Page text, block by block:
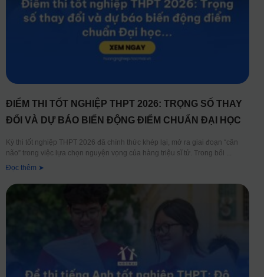
ĐIỂM THI TỐT NGHIỆP THPT 2026: TRỌNG SỐ THAY
ĐỔI VÀ DỰ BÁO BIẾN ĐỘNG ĐIỂM CHUẨN ĐẠI HỌC
Kỳ thi tốt nghiệp THPT 2026 đã chính thức khép lại, mở ra giai đoạn “cân
não” trong việc lựa chọn nguyện vọng của hàng triệu sĩ tử. Trong bối
Đọc thêm ➤